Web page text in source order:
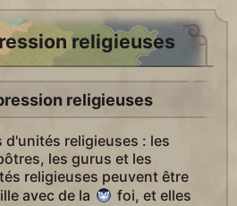
religieuses
religieuses
d'unités religieuses : les
les gurus et les
religieuses peuvent être
avec de la
foi, et elles